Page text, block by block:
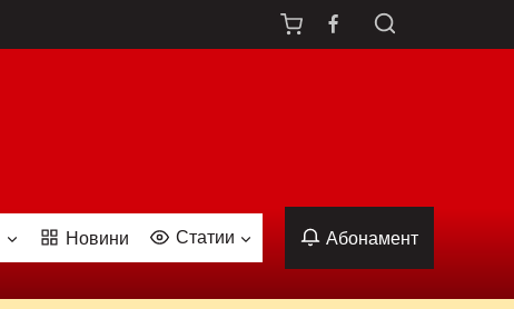
Новини Статии Абонамент